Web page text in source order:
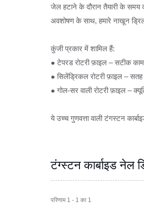
जेल हटाने के दौरान तैयारी के समय
अवशोषण के साथ, हमारे नाखून
कुंजी प्रकार में शामिल हैं:
● टेपरड रोटरी फ़ाइल – सटीक
● सिलेंड्रिकल रोटरी फ़ाइल –
● गोल-सर वाली रोटरी फ़ाइल –
ये उच्च गुणवत्ता वाली टंगस्टन
टंग्स्टन कार्बाइड नेल
परिणाम 1 - 1 का 1